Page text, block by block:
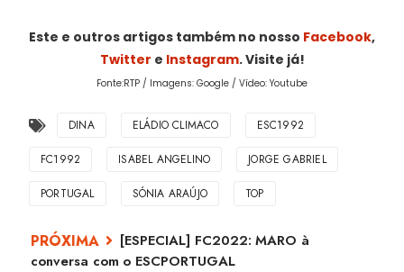
Este e outros artigos também no nosso Facebook,
Twitter e Instagram. Visite já!
Fonte:RTP / Imagens: Google / Vídeo: Youtube
DINA ELÁDIO CLIMACO ESC1992
FC1992 ISABEL ANGELINO JORGE GABRIEL
PORTUGAL SÓNIA ARAÚJO TOP
[ESPECIAL] FC2022: MARO à
conversa com o ESCPORTUGAL